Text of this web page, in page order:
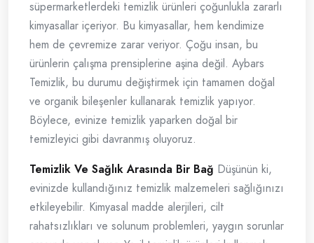
süpermarketlerdeki temizlik ürünleri çoğunlukla zararlı
kimyasallar içeriyor. Bu kimyasallar, hem kendimize
hem de çevremize zarar veriyor. Çoğu insan, bu
ürünlerin çalışma prensiplerine aşina değil. Aybars
Temizlik, bu durumu değiştirmek için tamamen doğal
ve organik bileşenler kullanarak temizlik yapıyor.
Böylece, evinize temizlik yaparken doğal bir
temizleyici gibi davranmış oluyoruz.
Temizlik Ve Sağlık Arasında Bir Bağ Düşünün ki,
evinizde kullandığınız temizlik malzemeleri sağlığınızı
etkileyebilir. Kimyasal madde alerjileri, cilt
rahatsızlıkları ve solunum problemleri, yaygın sorunlar